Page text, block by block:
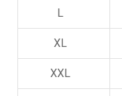
L
XL
XXL